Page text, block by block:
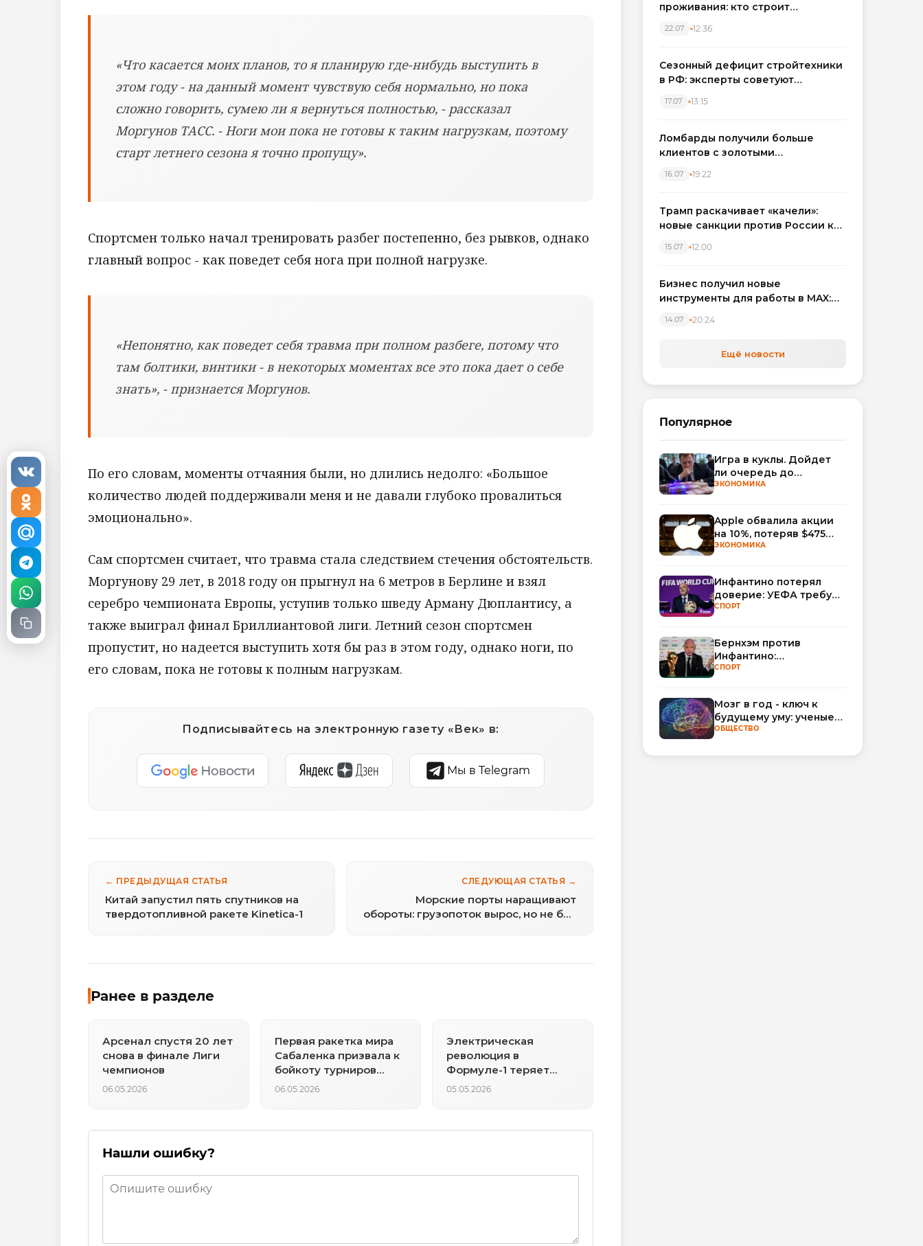
«Что касается моих планов, то я планирую где-нибудь выступить в
этом году - на данный момент чувствую себя нормально, но пока
сложно говорить, сумею ли я вернуться полностью, - рассказал
Моргунов ТАСС. - Ноги мои пока не готовы к таким нагрузкам, поэтому
старт летнего сезона я точно пропущу».
Спортсмен только начал тренировать разбег постепенно, без рывков, однако
главный вопрос - как поведет себя нога при полной нагрузке.
«Непонятно, как поведет себя травма при полном разбеге, потому что
там болтики, винтики - в некоторых моментах все это пока дает о себе
знать», - признается Моргунов.
По его словам, моменты отчаяния были, но длились недолго: «Большое
количество людей поддерживали меня и не давали глубоко провалиться
эмоционально».
Сам спортсмен считает, что травма стала следствием стечения обстоятельств.
Моргунову 29 лет, в 2018 году он прыгнул на 6 метров в Берлине и взял
серебро чемпионата Европы, уступив только шведу Арману Дюплантису, а
также выиграл финал Бриллиантовой лиги. Летний сезон спортсмен
пропустит, но надеется выступить хотя бы раз в этом году, однако ноги, по
его словам, пока не готовы к полным нагрузкам.
Подписывайтесь на электронную газету «Век» в:
Мы в Telegram
← ПРЕДЫДУЩАЯ СТАТЬЯ
Китай запустил пять спутников на
твердотопливной ракете Kinetica-1
СЛЕДУЮЩАЯ СТАТЬЯ →
Морские порты наращивают
обороты: грузопоток вырос, но не без
Ранее в разделе
Арсенал спустя 20 лет
снова в финале Лиги
чемпионов
06.05.2026
Первая ракетка мира
Сабаленка призвала к
бойкоту турниров
«Большого шлема»
06.05.2026
Электрическая
революция в
Формуле-1 теряет
искру: двигатели V8
05.05.2026
Нашли ошибку?
проживания: кто строит
Западном регионе
22.07 12:36
Сезонный дефицит стройтехники
в РФ: эксперты советуют
17.07 13:15
Ломбарды получили больше
клиентов с золотыми
вырос на фоне подорожания
16.07 19:22
Трамп раскачивает «качели»:
новые санкции против России как
15.07 12:00
Бизнес получил новые
инструменты для работы в MAX:
автоматизируют обработку
14.07 20:24
Ещё новости
Популярное
Игра в куклы. Дойдет
ли очередь до
Миллера?
ЭКОНОМИКА
Apple обвалила акции
на 10%, потеряв $475
млрд капитализации
ЭКОНОМИКА
Инфантино потерял
доверие: УЕФА требует
смены руководства
СПОРТ
Бернхэм против
Инфантино:
политический кризис в
СПОРТ
Мозг в год - ключ к
будущему уму: ученые
научились
интеллект по МРТ
ОБЩЕСТВО